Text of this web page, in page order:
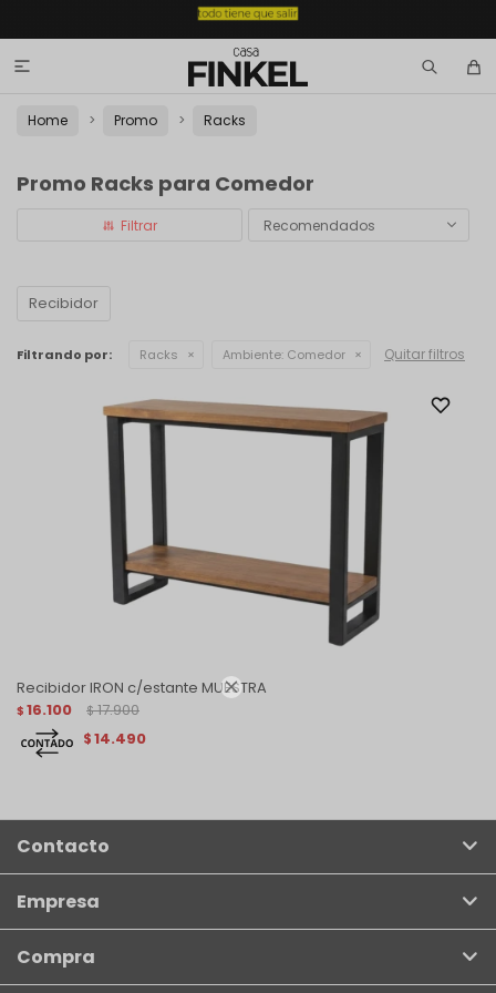


Home Promo Racks
Promo Racks para Comedor
Recomendados
Recibidor
Filtrando por: Racks Ambiente: Comedor Quitar filtros
Recibidor IRON c/estante MUESTRA
$ 16.100 $ 17.900
$14.490
Contacto
Empresa
Compra